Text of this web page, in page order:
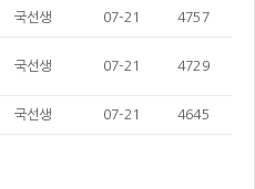
국선생 07-21 4757
국선생 07-21 4729
국선생 07-21 4645